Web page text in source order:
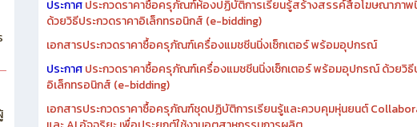
เอกสารประกวดราคาการซื้อครุภัณฑ์ห้องปฏิบัติการเรียนรู้สร้างสรรค์สื่อโฆษณาภา
ประกาศประกวดราคาซื้อครุภัณฑ์ห้องปฏิบัติการเรียนรู้สร้างสรรค์สื่อโฆษณาภาพ
ด้วยวิธีประกวดราคาอิเล็กทรอนิกส์ (e-bidding)
เอกสารประกวดราคาซื้อครุภัณฑ์เครื่องแมชชีนนิ่งเซ็กเตอร์ พร้อมอุปกรณ์